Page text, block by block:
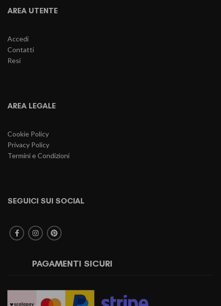
AREA UTENTE
Accedi
Contatti
Resi
AREA LEGALE
Cookie Policy
Privacy Policy
Termini e Condizioni
SEGUICI SUI SOCIAL
PAGAMENTI SICURI